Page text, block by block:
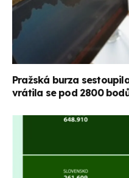
Pražská burza
vrátila se pod 2800